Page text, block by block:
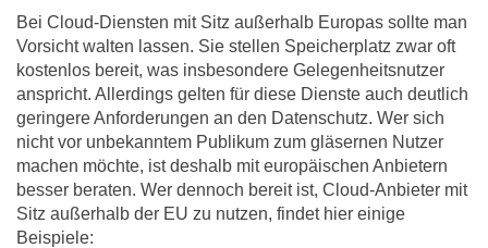
Bei Cloud-Diensten mit Sitz außerhalb Europas sollte man
Vorsicht walten lassen. Sie stellen Speicherplatz zwar oft
kostenlos bereit, was insbesondere Gelegenheitsnutzer
anspricht. Allerdings gelten für diese Dienste auch deutlich
geringere Anforderungen an den Datenschutz. Wer sich
nicht vor unbekanntem Publikum zum gläsernen Nutzer
machen möchte, ist deshalb mit europäischen Anbietern
besser beraten. Wer dennoch bereit ist, Cloud-Anbieter mit
Sitz außerhalb der EU zu nutzen, findet hier einige
Beispiele: